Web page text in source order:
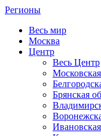
Регионы
Весь мир
Москва
Центр
Весь Центр
Брянская